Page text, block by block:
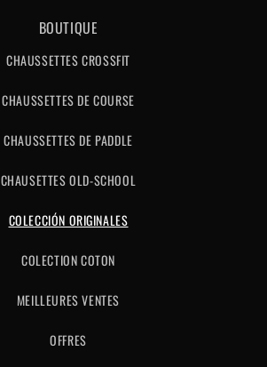
BOUTIQUE
CHAUSSETTES CROSSFIT
CHAUSSETTES DE COURSE
CHAUSSETTES DE PADDLE
CHAUSETTES OLD-SCHOOL
COLECCIÓN ORIGINALES
COLECTION COTON
MEILLEURES VENTES
OFFRES